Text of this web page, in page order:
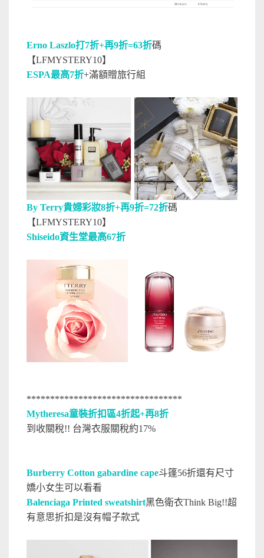
Erno Laszlo打7折+再9折=63折碼
【LFMYSTERY10】
ESPA最高7折+滿額贈旅行組
By Terry貴婦彩妝8折+再9折=72折碼
【LFMYSTERY10】
Shiseido資生堂最高67折
*********************************
Mytheresa童裝折扣區4折起+再8折
到收關稅!! 台灣衣服關稅約17%
Burberry Cotton gabardine cape斗篷56折還有尺寸
嬌小女生可以看看
Balenciaga Printed sweatshirt黑色衛衣Think Big!!超
有意思折扣是沒有帽子款式